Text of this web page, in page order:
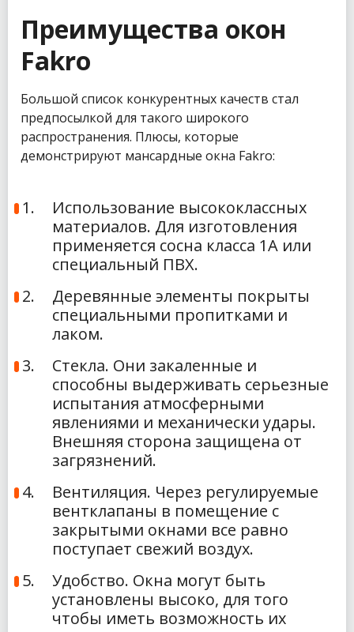
Преимущества окон
Fakro
Большой список конкурентных качеств стал
предпосылкой для такого широкого
распространения. Плюсы, которые
демонстрируют мансардные окна Fakro:
Использование высококлассных
материалов. Для изготовления
применяется сосна класса 1А или
специальный ПВХ.
Деревянные элементы покрыты
специальными пропитками и
лаком.
Стекла. Они закаленные и
способны выдерживать серьезные
испытания атмосферными
явлениями и механически удары.
Внешняя сторона защищена от
загрязнений.
Вентиляция. Через регулируемые
вентклапаны в помещение с
закрытыми окнами все равно
поступает свежий воздух.
Удобство. Окна могут быть
установлены высоко, для того
чтобы иметь возможность их